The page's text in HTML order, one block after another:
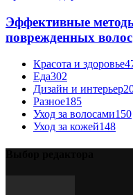
Эффективные
поврежденных волос
Красота и здоровье
Еда302
Дизайн и интерьер
Разное185
Уход за волосами150
Уход за кожей148